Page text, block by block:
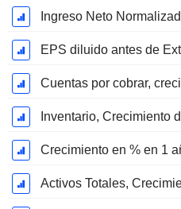
Cuentas por cobrar,
Inventario, Crecimiento
Activos Totales,